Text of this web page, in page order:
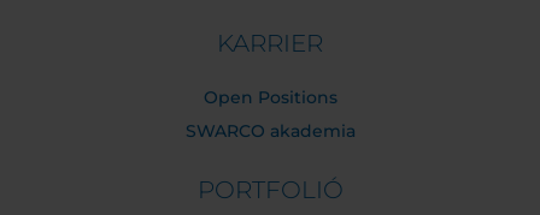
KARRIER
Open Positions
SWARCO akademia
PORTFOLIÓ